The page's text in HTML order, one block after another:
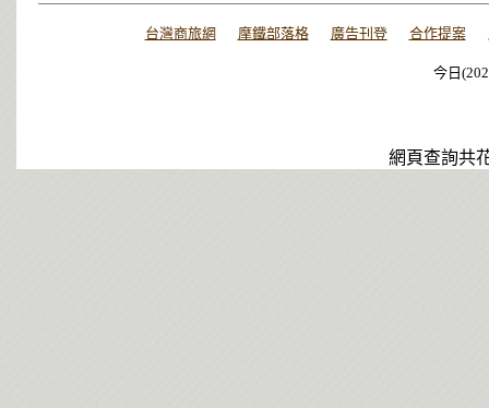
台灣商旅網 摩鐵部落格 廣告刊登 合作提案
今日
網頁查詢共